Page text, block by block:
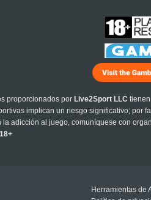
proporcionados por Live2Sport LLC
implican un riesgo significativo; por
adicción al juego, comuníquese con
18+
Herramientas de